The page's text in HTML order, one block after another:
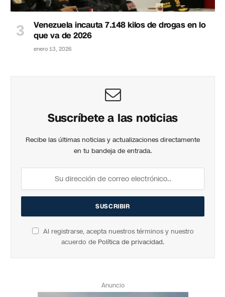
Venezuela incauta 7.148 kilos de drogas en lo
que va de 2026
enero 13, 2026
Suscríbete a las noticias
Recibe las últimas noticias y actualizaciones directamente
en tu bandeja de entrada.
Al registrarse, acepta nuestros términos y nuestro
acuerdo de Política de privacidad.
Anuncio